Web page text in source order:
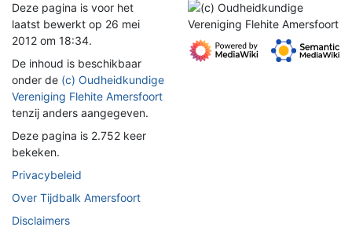
Deze pagina is voor het
laatst bewerkt op 26 mei
2012 om 18:34.
De inhoud is beschikbaar
onder de (c) Oudheidkundige
Vereniging Flehite Amersfoort
tenzij anders aangegeven.
Deze pagina is 2.752 keer
bekeken.
Privacybeleid
Over Tijdbalk Amersfoort
Disclaimers